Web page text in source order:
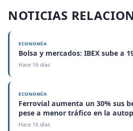
NOTICIAS
ECONOMÍA
Bolsa y mercados: IBEX sube a
Hace 16 días
ECONOMÍA
Ferrovial aumenta un 30% sus
pese a menor tráfico en la
Hace 16 días